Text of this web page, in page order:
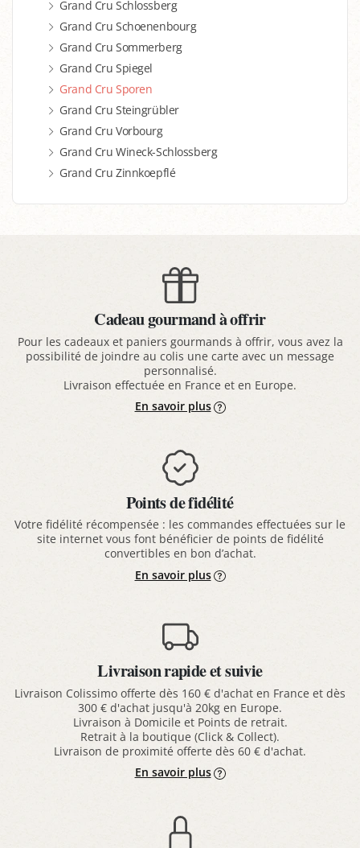
Grand Cru Schlossberg
Grand Cru Schoenenbourg
Grand Cru Sommerberg
Grand Cru Spiegel
Grand Cru Sporen
Grand Cru Steingrübler
Grand Cru Vorbourg
Grand Cru Wineck-Schlossberg
Grand Cru Zinnkoepflé
Cadeau gourmand à offrir
Pour les cadeaux et paniers gourmands à offrir, vous avez la
possibilité de joindre au colis une carte avec un message
personnalisé.
Livraison effectuée en France et en Europe.
En savoir plus
Points de fidélité
Votre fidélité récompensée : les commandes effectuées sur le
site internet vous font bénéficier de points de fidélité
convertibles en bon d’achat.
En savoir plus
Livraison rapide et suivie
Livraison Colissimo offerte dès 160 € d'achat en France et dès
300 € d'achat jusqu'à 20kg en Europe.
Livraison à Domicile et Points de retrait.
Retrait à la boutique (Click & Collect).
Livraison de proximité offerte dès 60 € d'achat.
En savoir plus